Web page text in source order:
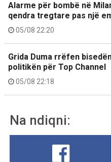
Alarme për bombë në
qendra tregtare pas një
05/08 22:20
Grida Duma rrëfen
politikën për Top Channel
05/08 22:18
Na ndiqni: